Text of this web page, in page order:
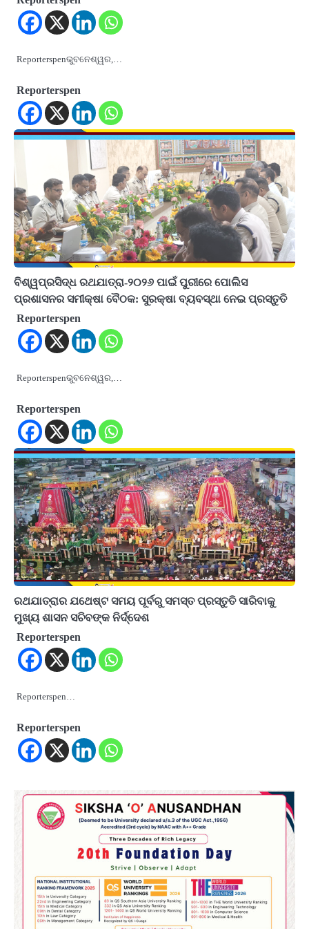
Reporterspenଭୁବନେଶ୍ୱର,…
Reporterspen
ବିଶ୍ୱପ୍ରସିଦ୍ଧ ରଥଯାତ୍ରା-୨୦୨୬ ପାଇଁ ପୁରୀରେ ପୋଲିସ
ପ୍ରଶାସନର ସମୀକ୍ଷା ବୈଠକ: ସୁରକ୍ଷା ବ୍ୟବସ୍ଥା ନେଇ ପ୍ରସ୍ତୁତି
Reporterspen
Reporterspenଭୁବନେଶ୍ୱର,…
Reporterspen
ରଥଯାତ୍ରାର ଯଥେଷ୍ଟ ସମୟ ପୂର୍ବରୁ ସମସ୍ତ ପ୍ରସ୍ତୁତି ସାରିବାକୁ
ମୁଖ୍ୟ ଶାସନ ସଚିବଙ୍କ ନିର୍ଦ୍ଦେଶ
Reporterspen
Reporterspen…
Reporterspen
‘ଭବିଷ୍ୟତ ପିଢିର ଆକାଂକ୍ଷାକୁ ପୂରଣ କରିବା
ଲାଗି ଶିକ୍ଷା ବ୍ୟବସ୍ଥାରେ ପରିବର୍ତ୍ତନ ଜରୁରୀ’
Reporters Pen